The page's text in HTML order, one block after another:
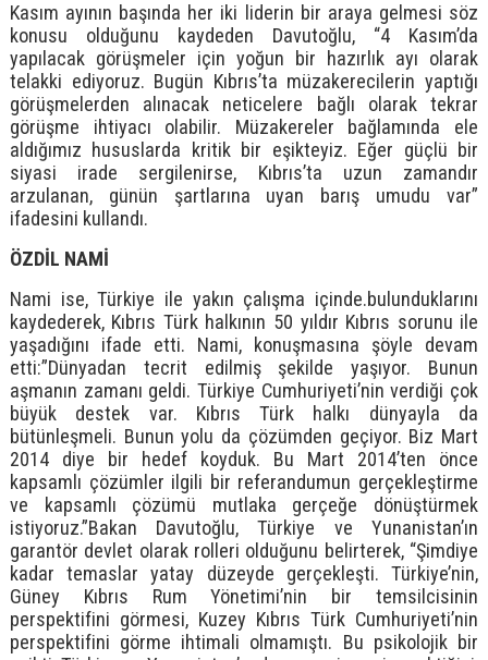
Kasım ayının başında her iki liderin bir araya gelmesi söz
konusu olduğunu kaydeden Davutoğlu, “4 Kasım’da
yapılacak görüşmeler için yoğun bir hazırlık ayı olarak
telakki ediyoruz. Bugün Kıbrıs’ta müzakerecilerin yaptığı
görüşmelerden alınacak neticelere bağlı olarak tekrar
görüşme ihtiyacı olabilir. Müzakereler bağlamında ele
aldığımız hususlarda kritik bir eşikteyiz. Eğer güçlü bir
siyasi irade sergilenirse, Kıbrıs’ta uzun zamandır
arzulanan, günün şartlarına uyan barış umudu var”
ifadesini kullandı.
ÖZDİL NAMİ
Nami ise, Türkiye ile yakın çalışma içinde.bulunduklarını
kaydederek, Kıbrıs Türk halkının 50 yıldır Kıbrıs sorunu ile
yaşadığını ifade etti. Nami, konuşmasına şöyle devam
etti:”Dünyadan tecrit edilmiş şekilde yaşıyor. Bunun
aşmanın zamanı geldi. Türkiye Cumhuriyeti’nin verdiği çok
büyük destek var. Kıbrıs Türk halkı dünyayla da
bütünleşmeli. Bunun yolu da çözümden geçiyor. Biz Mart
2014 diye bir hedef koyduk. Bu Mart 2014’ten önce
kapsamlı çözümler ilgili bir referandumun gerçekleştirme
ve kapsamlı çözümü mutlaka gerçeğe dönüştürmek
istiyoruz.”Bakan Davutoğlu, Türkiye ve Yunanistan’ın
garantör devlet olarak rolleri olduğunu belirterek, “Şimdiye
kadar temaslar yatay düzeyde gerçekleşti. Türkiye’nin,
Güney Kıbrıs Rum Yönetimi’nin bir temsilcisinin
perspektifini görmesi, Kuzey Kıbrıs Türk Cumhuriyeti’nin
perspektifini görme ihtimali olmamıştı. Bu psikolojik bir